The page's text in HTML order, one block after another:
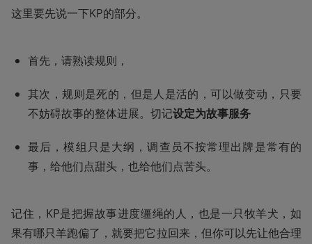
这里要先说一下KP的部分。
首先，请熟读规则，
其次，规则是死的，但是人是活的，可以做变动，只要
不妨碍故事的整体进展。切记设定为故事服务
最后，模组只是大纲，调查员不按常理出牌是常有的
事，给他们点甜头，也给他们点苦头。
记住，KP是把握故事进度缰绳的人，也是一只牧羊犬，如
果有哪只羊跑偏了，就要把它拉回来，但你可以先让他合理